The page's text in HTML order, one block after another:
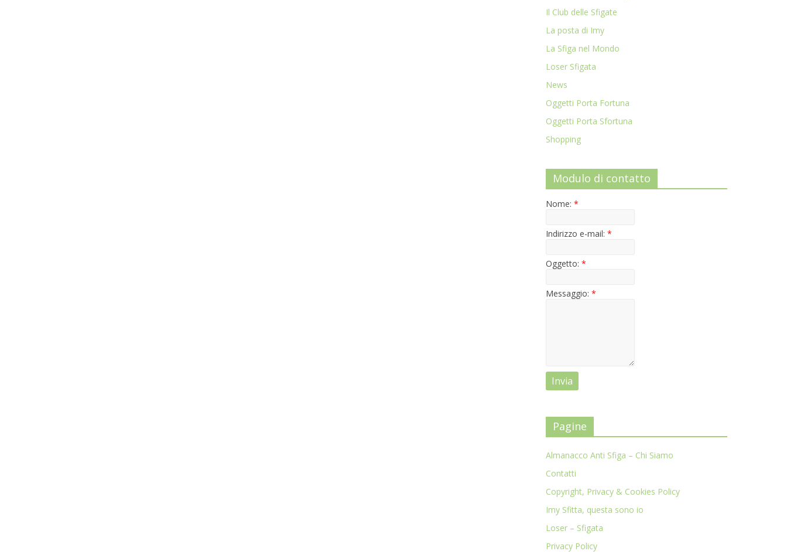
Il Club delle Sfigate
La posta di Imy
La Sfiga nel Mondo
Loser Sfigata
News
Oggetti Porta Fortuna
Oggetti Porta Sfortuna
Shopping
Modulo di contatto
Nome: *
Indirizzo e-mail: *
Oggetto: *
Messaggio: *
Pagine
Almanacco Anti Sfiga – Chi Siamo
Contatti
Copyright, Privacy & Cookies Policy
Imy Sfitta, questa sono io
Loser – Sfigata
Privacy Policy